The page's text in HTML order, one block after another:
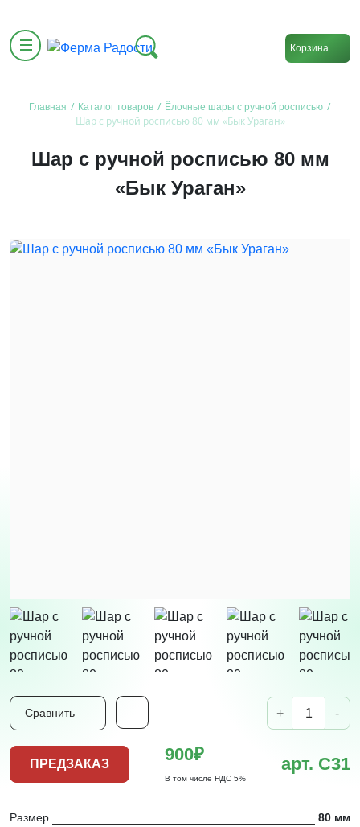
Корзина
Главная / Каталог товаров / Ёлочные шары с ручной росписью /
Шар с ручной росписью 80 мм «Бык Ураган»
Шар с ручной росписью 80 мм
«Бык Ураган»
Сравнить + -
ПРЕДЗАКАЗ 900₽
В том числе НДС 5%
арт. С31
Размер 80 мм